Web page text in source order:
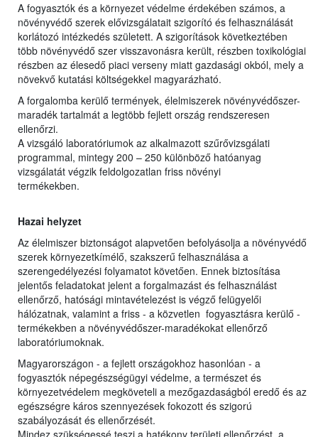
A fogyasztók és a környezet védelme érdekében számos, a
növényvédő szerek elővizsgálatait szigorító és felhasználását
korlátozó intézkedés született. A szigorítások következtében
több növényvédő szer visszavonásra került, részben toxikológiai
részben az élesedő piaci verseny miatt gazdasági okból, mely a
növekvő kutatási költségekkel magyarázható.
A forgalomba kerülő termények, élelmiszerek növényvédőszer-
maradék tartalmát a legtöbb fejlett ország rendszeresen
ellenőrzi.
A vizsgáló laboratóriumok az alkalmazott szűrővizsgálati
programmal, mintegy 200 – 250 különböző hatóanyag
vizsgálatát végzik feldolgozatlan friss növényi
termékekben.
Hazai helyzet
Az élelmiszer biztonságot alapvetően befolyásolja a növényvédő
szerek környezetkímélő, szakszerű felhasználása a
szerengedélyezési folyamatot követően. Ennek biztosítása
jelentős feladatokat jelent a forgalmazást és felhasználást
ellenőrző, hatósági mintavételezést is végző felügyelői
hálózatnak, valamint a friss - a közvetlen fogyasztásra kerülő -
termékekben a növényvédőszer-maradékokat ellenőrző
laboratóriumoknak.
Magyarországon - a fejlett országokhoz hasonlóan - a
fogyasztók népegészségügyi védelme, a természet és
környezetvédelem megköveteli a mezőgazdaságból eredő és az
egészségre káros szennyezések fokozott és szigorú
szabályozását és ellenőrzését.